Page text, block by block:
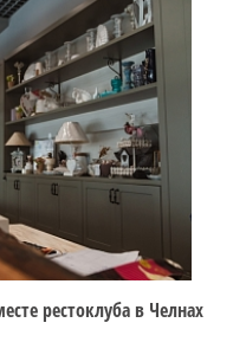
рестоклуба в Челнах